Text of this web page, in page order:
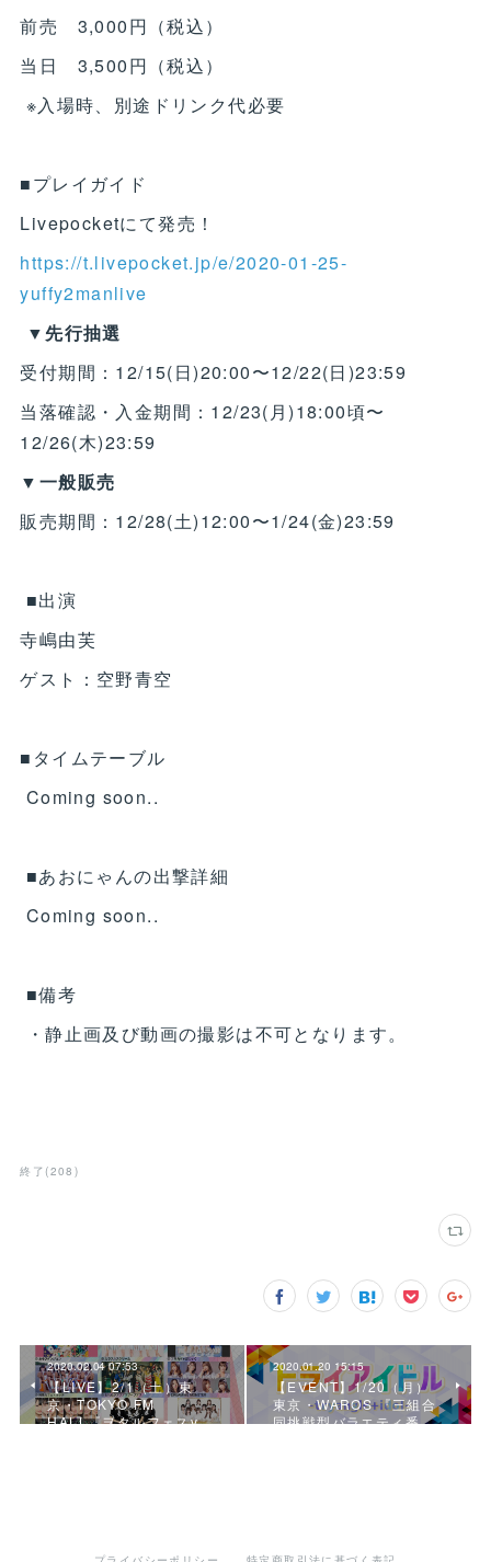
前売 3,000円（税込）
当日 3,500円（税込）
※入場時、別途ドリンク代必要
■プレイガイド
Livepocketにて発売！
https://t.livepocket.jp/e/2020-01-25-
yuffy2manlive
▼先行抽選
受付期間：12/15(日)20:00〜12/22(日)23:59
当落確認・入金期間：12/23(月)18:00頃〜
12/26(木)23:59
▼一般販売
販売期間：12/28(土)12:00〜1/24(金)23:59
■出演
寺嶋由芙
ゲスト：空野青空
■タイムテーブル
Coming soon..
■あおにゃんの出撃詳細
Coming soon..
■備考
・静止画及び動画の撮影は不可となります。
終了 (208 )
2020.02.04 07:53
【LIVE】2/1（土）東
京・TOKYO FM
HALL『ヲタルフェスv…
2020.01.20 15:15
【EVENT】1/20（月）
東京・WAROS 『三組合
同挑戦型バラエティ番…